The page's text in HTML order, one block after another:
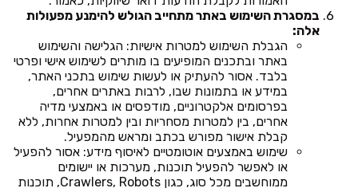
במסגרת השימוש באתר מתחייב הגולש להימנע מפעולות
אלה:
הגבלת השימוש למטרות אישיות: הגלישה והשימוש
באתר ובתכנים המופיעים בו מותרים לשימוש אישי ופרטי
בלבד. אסור להעתיק או לעשות שימוש בתכני האתר,
במידע או בתמונות שבו, לרבות באתרים אחרים,
בפרסומים אלקטרוניים, מודפסים או באמצעי מדיה
אחרים, בין למטרות מסחריות ובין למטרות אחרות, ללא
קבלת אישור מפורש בכתב ומראש מהמפעיל.
שימוש באמצעים אוטומטיים לאיסוף מידע: אסור להפעיל
או לאפשר להפעיל תוכנות, מערכות או יישומים
ממוחשבים מכל סוג, כגון Crawlers, Robots, תוכנות